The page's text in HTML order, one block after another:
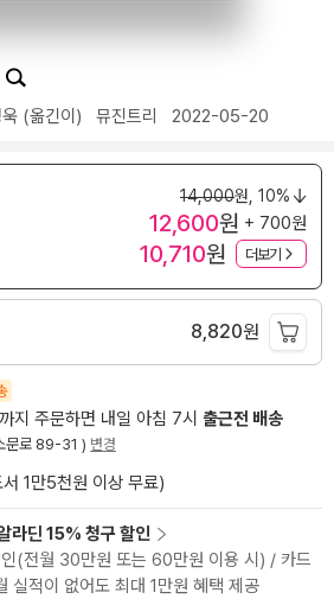
(옮긴이) 뮤진트리 2022-05-20
14,000원, 10%
12,600원 + 700원
10,710원 더보기
8,820원
지 주문하면 내일 아침 7시 출근전 배송
문로 89-31 ) 변경
1만5천원 이상 무료)
라딘 15% 청구 할인
(전월 30만원 또는 60만원 이용 시) / 카드
실적이 없어도 최대 1만원 혜택 제공